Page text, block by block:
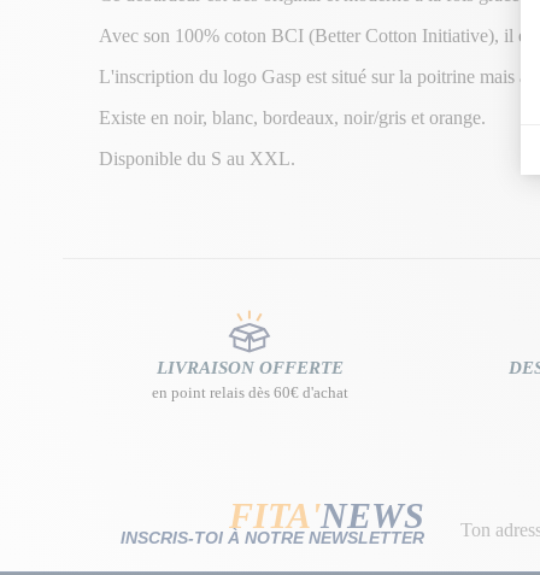
Avec son 100% coton BCI (Better Cotton Initiative), il est
L'inscription du logo Gasp est situé sur la poitrine mais
Existe en noir, blanc, bordeaux, noir/gris et orange.
Disponible du S au XXL.
LIVRAISON OFFERTE
en point relais dès 60€ d'achat
FITA'NEWS
INSCRIS-TOI À NOTRE NEWSLETTER